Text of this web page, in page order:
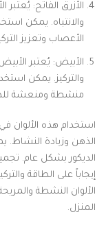
الأزرق الفاتح: يُعتبر
والانتباه. يمكن
الأعصاب وتعزيز
الأبيض: يُعتبر
والتركيز. يمكن
منشطة ومنعشة
استخدام هذه الألوان
الذهن وزيادة النشاط.
الديكور بشكل عام.
إيجاباً على الطاقة
الألوان النشطة
المنزل.